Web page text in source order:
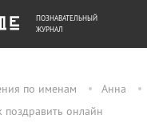
по именам
Анна
онлайн
ДЕНЬГИ
ПОЗНАВАТЕЛЬНЫЙ
ЖУРНАЛ